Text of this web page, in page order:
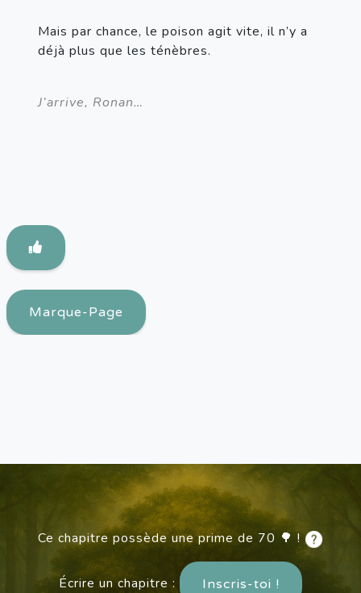
Mais par chance, le poison agit vite, il n’y a
déjà plus que les ténèbres.
J’arrive, Ronan…
Marque-Page
Ce chapitre possède une prime de 70 🌳 !
Écrire un chapitre : Inscris-toi !